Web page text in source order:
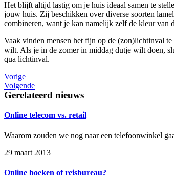
Het blijft altijd lastig om je huis ideaal samen te
jouw huis. Zij beschikken over diverse soorten
combineren, want je kan namelijk zelf de kleur van
Vaak vinden mensen het fijn op de (zon)lichtinval
wilt. Als je in de zomer in middag dutje wilt doen,
qua lichtinval.
Vorige
Volgende
Gerelateerd nieuws
Online telecom vs. retail
Waarom zouden we nog naar een telefoonwinkel
29 maart 2013
Online boeken of reisbureau?